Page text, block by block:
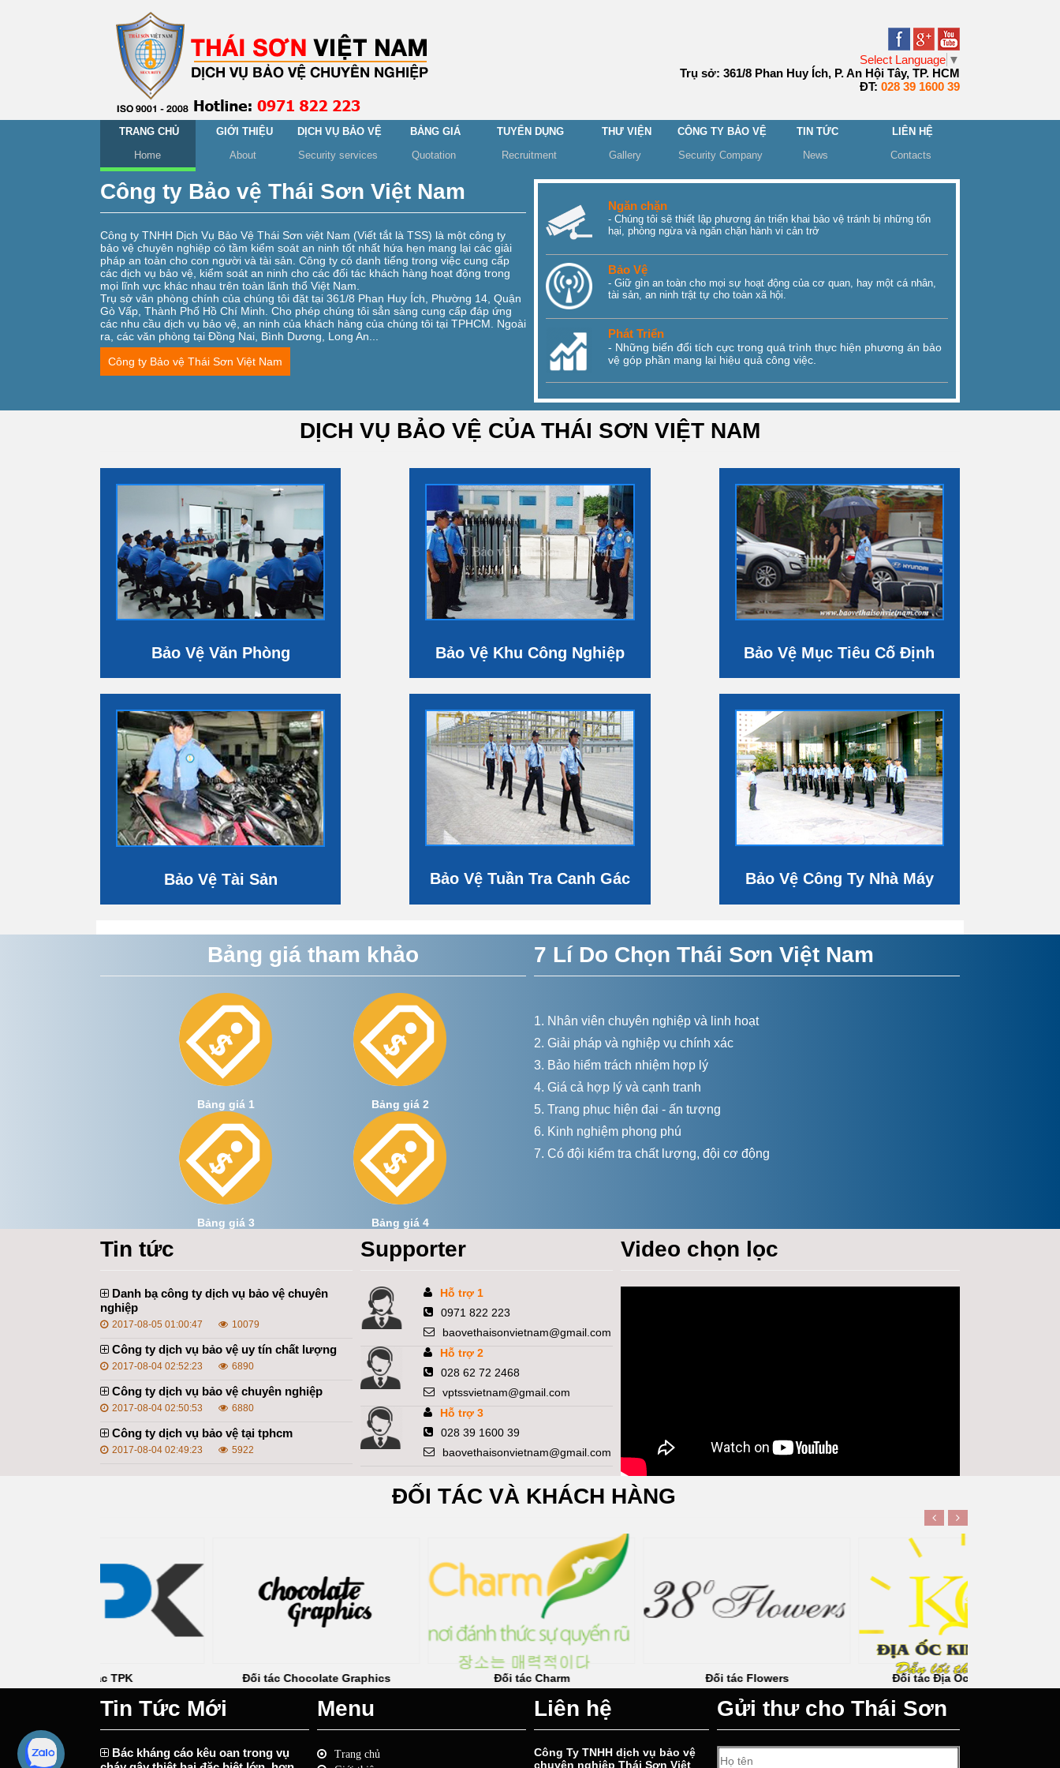
Select Language ▼
Trụ sở: 361/8 Phan Huy Ích, P. An Hội Tây, TP. HCM
ĐT: 028 39 1600 39
TRANG CHỦ
Home
GIỚI THIỆU
About
DỊCH VỤ BẢO VỆ
Security services
BẢNG GIÁ
Quotation
TUYỂN DỤNG
Recruitment
THƯ VIỆN
Gallery
CÔNG TY BẢO VỆ
Security Company
TIN TỨC
News
LIÊN HỆ
Contacts
Công ty Bảo vệ Thái Sơn Việt Nam
Công ty TNHH Dịch Vụ Bảo Vệ Thái Sơn việt Nam (Viết tắt là TSS) là một công ty
bảo vệ chuyên nghiệp có tầm kiểm soát an ninh tốt nhất hứa hẹn mang lại các giải
pháp an toàn cho con người và tài sản. Công ty có danh tiếng trong việc cung cấp
các dịch vụ bảo vệ, kiểm soát an ninh cho các đối tác khách hàng hoạt động trong
mọi lĩnh vực khác nhau trên toàn lãnh thổ Việt Nam.
Trụ sở văn phòng chính của chúng tôi đặt tại 361/8 Phan Huy Ích, Phường 14, Quận
Gò Vấp, Thành Phố Hồ Chí Minh. Cho phép chúng tôi sẳn sàng cung cấp đáp ứng
các nhu cầu dịch vụ bảo vệ, an ninh của khách hàng của chúng tôi tại TPHCM. Ngoài
ra, các văn phòng tại Đồng Nai, Bình Dương, Long An...
Công ty Bảo vệ Thái Sơn Việt Nam
Ngăn chặn
- Chúng tôi sẽ thiết lập phương án triển khai bảo vệ tránh bị những tổn
hại, phòng ngừa và ngăn chặn hành vi cản trở
Bảo Vệ
- Giữ gìn an toàn cho mọi sự hoạt động của cơ quan, hay một cá nhân,
tài sản, an ninh trật tự cho toàn xã hội.
Phát Triển
- Những biến đổi tích cực trong quá trình thực hiện phương án bảo
vệ góp phần mang lại hiệu quả công việc.
DỊCH VỤ BẢO VỆ CỦA THÁI SƠN VIỆT NAM
Bảo Vệ Văn Phòng Bảo Vệ Khu Công Nghiệp Bảo Vệ Mục Tiêu Cố Định
Bảo Vệ Tài Sản Bảo Vệ Tuần Tra Canh Gác Bảo Vệ Công Ty Nhà Máy
Bảng giá tham khảo
Bảng giá 1 Bảng giá 2
Bảng giá 3 Bảng giá 4
7 Lí Do Chọn Thái Sơn Việt Nam
1. Nhân viên chuyên nghiệp và linh hoạt
2. Giải pháp và nghiệp vụ chính xác
3. Bảo hiểm trách nhiệm hợp lý
4. Giá cả hợp lý và cạnh tranh
5. Trang phục hiện đại - ấn tượng
6. Kinh nghiệm phong phú
7. Có đội kiểm tra chất lượng, đội cơ động
Tin tức
Danh bạ công ty dịch vụ bảo vệ chuyên
nghiệp
2017-08-05 01:00:47 10079
Công ty dịch vụ bảo vệ uy tín chất lượng
2017-08-04 02:52:23 6890
Công ty dịch vụ bảo vệ chuyên nghiệp
2017-08-04 02:50:53 6880
Công ty dịch vụ bảo vệ tại tphcm
2017-08-04 02:49:23 5922
Supporter
Hỗ trợ 1
0971 822 223
baovethaisonvietnam@gmail.com
Hỗ trợ 2
028 62 72 2468
vptssvietnam@gmail.com
Hỗ trợ 3
028 39 1600 39
baovethaisonvietnam@gmail.com
Video chọn lọc
ĐỐI TÁC VÀ KHÁCH HÀNG
Đối tác Chocolate Graphics Đối tác Charm Đối tác Địa Ốc Kim Quang
Tin Tức Mới
Bác kháng cáo kêu oan trong vụ
Menu
Trang chủ
Liên hệ
Công Ty TNHH dịch vụ bảo vệ
chuyên nghiệp Thái Sơn Việt
Gửi thư cho Thái Sơn